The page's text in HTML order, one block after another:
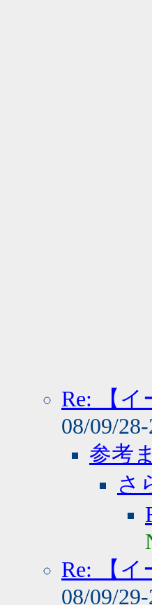
Re: 【
08/09/
参考
さ
Re: 【
08/09/